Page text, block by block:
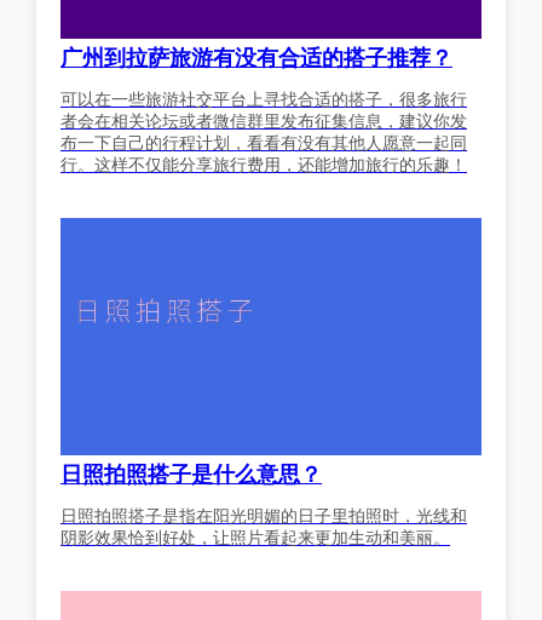
广州到拉萨旅游有没有合适的搭子推荐？
可以在一些旅游社交平台上寻找合适的搭子，很多旅行
者会在相关论坛或者微信群里发布征集信息，建议你发
布一下自己的行程计划，看看有没有其他人愿意一起同
行。这样不仅能分享旅行费用，还能增加旅行的乐趣！
日照拍照搭子是什么意思？
日照拍照搭子是指在阳光明媚的日子里拍照时，光线和
阴影效果恰到好处，让照片看起来更加生动和美丽。